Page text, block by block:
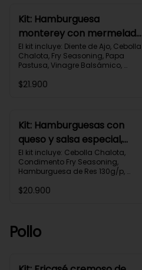
Proteínas 31g
Kit: Hamburguesa
monterey con mermelada
de chalota y mayonesa de
ajo-66
El kit incluye: Diente de Ajo, Cebolla
Chalota, Fry Seasoning, Papa
Pastusa, Vinagre Balsámico,
(125g/p), Pan Hamburguesa, Salsa
Carbohidratos 88g | Grasas 53g |
Proteínas 42g
$21.900
Kit: Hamburguesas con
queso y salsa especial,
papas y cebolla
caramelizada-142
El kit incluye: Cebolla Chalota,
Condimento Fry Seasoning,
Hamburguesa de Res 130g/p,
Hamburguesa brioche, Papa
1080 kcal | Carbohidratos 87g |
$20.900
Pollo